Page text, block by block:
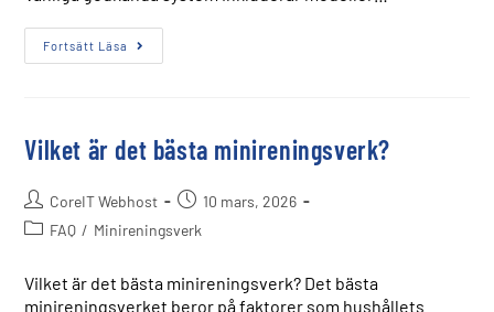
Fortsätt Läsa
Vilket är det bästa minireningsverk?
CoreIT Webhost
10 mars, 2026
FAQ / Minireningsverk
Vilket är det bästa minireningsverk? Det bästa
minireningsverket beror på faktorer som hushållets